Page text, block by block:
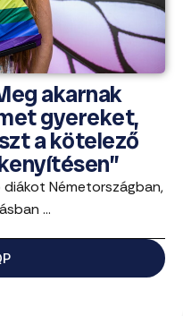
akarnak
gyereket,
a kötelező
diákot Németországban,
...